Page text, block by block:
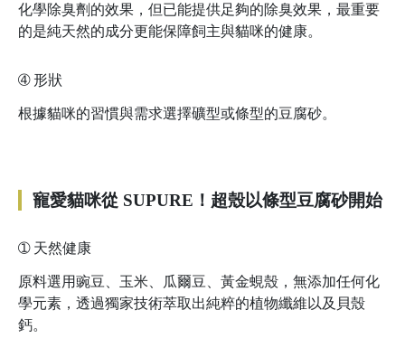
化學除臭劑的效果，但已能提供足夠的除臭效果，最重要
的是純天然的成分更能保障飼主與貓咪的健康。
➃形狀
根據貓咪的習慣與需求選擇礦型或條型的豆腐砂。
寵愛貓咪從 SUPURE！超殼以條型豆腐砂開始
➀ 天然健康
原料選用豌豆、玉米、瓜爾豆、黃金蜆殼，無添加任何化
學元素，透過獨家技術萃取出純粹的植物纖維以及貝殼
鈣。